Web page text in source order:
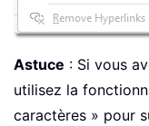
Astuce : Si vous
utilisez la
caractères » pour